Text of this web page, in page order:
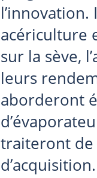
acériculture
sur la sève,
leurs
aborderont
traiteront de
d’acquisition.